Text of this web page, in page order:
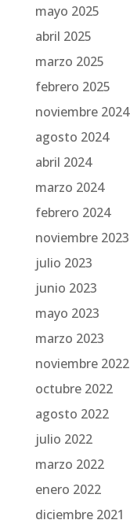
mayo 2025
abril 2025
marzo 2025
febrero 2025
noviembre 2024
agosto 2024
abril 2024
marzo 2024
febrero 2024
noviembre 2023
julio 2023
junio 2023
mayo 2023
marzo 2023
noviembre 2022
octubre 2022
agosto 2022
julio 2022
marzo 2022
enero 2022
diciembre 2021